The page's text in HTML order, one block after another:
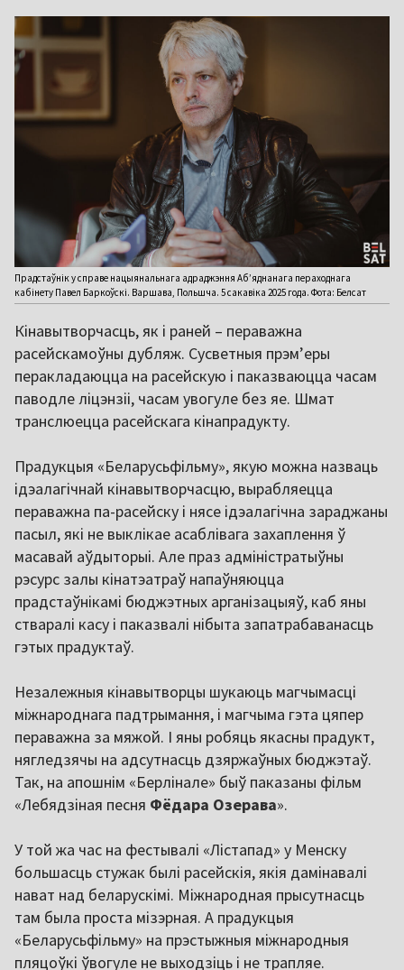
Прадстаўнік у справе нацыянальнага адраджэння Аб’яднанага пераходнага
кабінету Павел Баркоўскі. Варшава, Польшча. 5 сакавіка 2025 года. Фота: Белсат
Кінавытворчасць, як і раней – пераважна
расейскамоўны дубляж. Сусветныя прэм’еры
перакладаюцца на расейскую і паказваюцца часам
паводле ліцэнзіі, часам увогуле без яе. Шмат
транслюецца расейскага кінапрадукту.
Прадукцыя «Беларусьфільму», якую можна назваць
ідэалагічнай кінавытворчасцю, вырабляецца
пераважна па-расейску і нясе ідэалагічна зараджаны
пасыл, які не выклікае асаблівага захаплення ў
масавай аўдыторыі. Але праз адміністратыўны
рэсурс залы кінатэатраў напаўняюцца
прадстаўнікамі бюджэтных арганізацыяў, каб яны
стваралі касу і паказвалі нібыта запатрабаванасць
гэтых прадуктаў.
Незалежныя кінавытворцы шукаюць магчымасці
міжнароднага падтрымання, і магчыма гэта цяпер
пераважна за мяжой. І яны робяць якасны прадукт,
нягледзячы на адсутнасць дзяржаўных бюджэтаў.
Так, на апошнім «Берлінале» быў паказаны фільм
«Лебядзіная песня Фёдара Озерава».
У той жа час на фестывалі «Лістапад» у Менску
большасць стужак былі расейскія, якія дамінавалі
нават над беларускімі. Міжнародная прысутнасць
там была проста мізэрная. А прадукцыя
«Беларусьфільму» на прэстыжныя міжнародныя
пляцоўкі ўвогуле не выходзіць і не трапляе.